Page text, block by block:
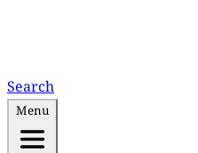
Search
Menu